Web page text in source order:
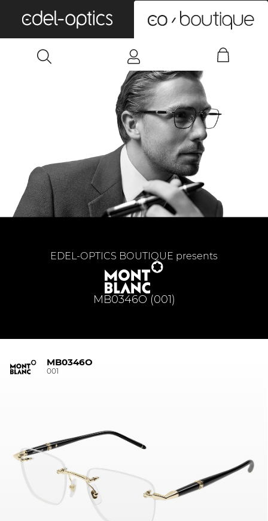
MB0346O (001)
EDEL-OPTICS BOUTIQUE presents
MB0346O
001